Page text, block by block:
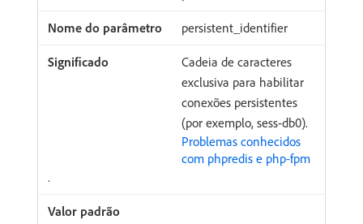
persistent_identifier
Cadeia de caracteres
exclusiva para habilitar
conexões persistentes
(por exemplo, sess-db0).
Problemas conhecidos
com phpredis e php-fpm
.